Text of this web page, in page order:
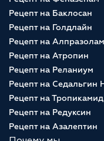
Рецепт на Баклосан
Рецепт на Голдлайн
Рецепт на Алпразолам
Рецепт на Атропин
Рецепт на Реланиум
Рецепт на Седальгин
Рецепт на Тропикамид
Рецепт на Редуксин
Рецепт на Азалептин